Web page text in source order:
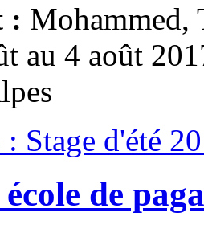
:
au 4 août
Stage d'été
de